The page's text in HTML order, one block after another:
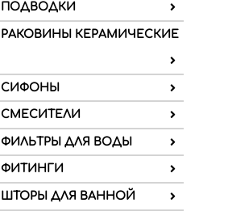
ПОДВОДКИ
РАКОВИНЫ КЕРАМИЧЕСКИЕ
СИФОНЫ
СМЕСИТЕЛИ
ФИЛЬТРЫ ДЛЯ ВОДЫ
ФИТИНГИ
ШТОРЫ ДЛЯ ВАННОЙ